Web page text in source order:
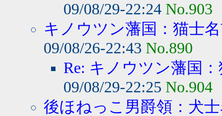
09/08/29-22:24 No.903
キノウツン藩国：猫士
09/08/26-22:43 No.890
Re: キノウツン藩国
09/08/29-22:25 No.904
後ほねっこ男爵領：犬